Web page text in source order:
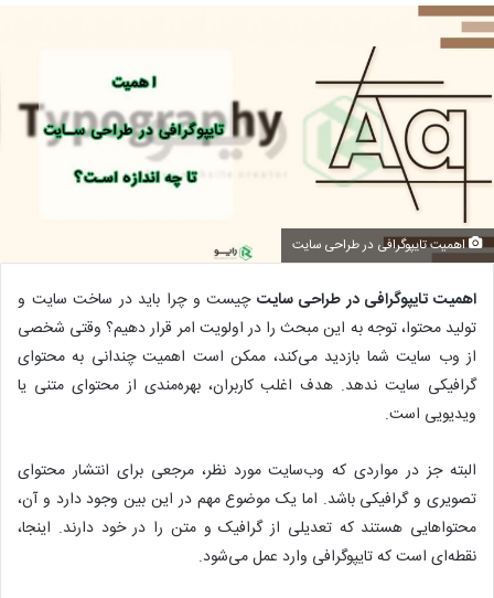
اهمیت تایپوگرافی در طراحی سایت
اهمیت تایپوگرافی در طراحی سایت چیست و چرا باید در ساخت سایت و
تولید محتوا، توجه به این مبحث را در اولویت امر قرار دهیم؟ وقتی شخصی
از وب سایت شما بازدید می‌کند، ممکن است اهمیت چندانی به محتوای
گرافیکی سایت ندهد. هدف اغلب کاربران، بهره‌مندی از محتوای متنی یا
ویدیویی است.
البته جز در مواردی که وب‌سایت مورد نظر، مرجعی برای انتشار محتوای
تصویری و گرافیکی باشد. اما یک موضوع مهم در این بین وجود دارد و آن،
محتواهایی هستند که تعدیلی از گرافیک و متن را در خود دارند. اینجا،
نقطه‌ای است که تایپوگرافی وارد عمل می‌شود.